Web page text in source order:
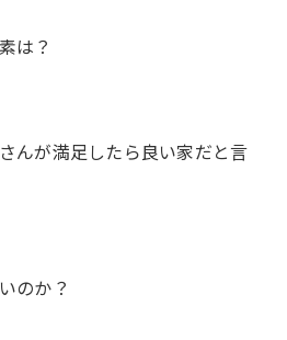
は？
んが満足したら良い家だと言
のか？